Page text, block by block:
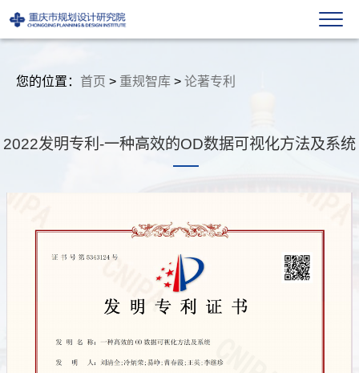
您的位置： 首页 > 重规智库 > 论著专利
2022发明专利-一种高效的OD数据可视化方法及系统